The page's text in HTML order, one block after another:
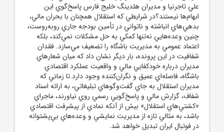
علي تاجرنيا و مديران هلدينگ خليج فارس پاسخ‌گوي اين
ابهام‌ها نيستند؟در شرايطي که استقلال همچنان با بحران مالي،
بدهي‌هاي انباشته و ناتواني در تأمين بودجه جاري روبه‌روست،
چنين وعده‌هايي نه‌تنها کمکي به حل مشکلات نمي‌کند، بلکه
اعتماد عمومي به مديريت باشگاه را تضعيف مي‌سازد. فقدان
شفافيت در اين پرونده، بار ديگر نشان داد که ميان شعار‌هاي
مديران درباره خودکفايي مالي و واقعيت عملکرد اقتصادي
باشگاه، فاصله‌اي عميق و نگران‌کننده وجود دارد.تا زماني که
مديران استقلال به جاي گفت‌و‌گو‌هاي تبليغاتي، به ارائه اسناد
شفاف، گزارش مالي و پاسخ‌گويي رسمي روي نياورند، ماجراي
«کشتي‌هاي استقلال» بيش از آنکه نمادي از پيشرفت اقتصادي
باشد، به مثالي تازه از مديريت نمايشي و وعده‌هاي بي‌پشتوانه
در فوتبال ايران تبديل خواهد شد.